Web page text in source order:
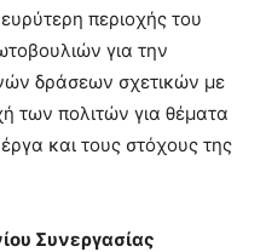
περιοχής του
για την
δράσεων σχετικών με
των πολιτών για θέματα
και τους στόχους της
Συνεργασίας